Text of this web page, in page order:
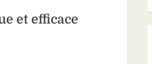
et efficace